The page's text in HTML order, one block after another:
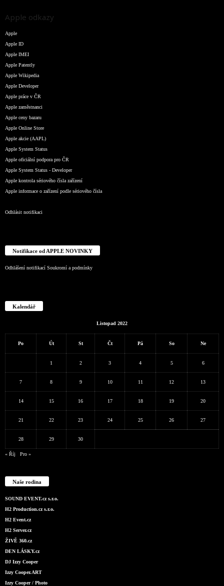
Apple odkazy
Apple
Apple ID
Apple IMEI
Apple Patently
Apple Wikipedia
Apple Developer
Apple práce v ČR
Apple zaměstnanci
Apple ceny bazaru
Apple Online Store
Apple akcie (AAPL)
Apple System Status
Apple oficiální podpora pro ČR
Apple System Status - Developer
Apple kontrola sériového čísla zařízení
Apple informace o zařízení podle sériového čísla
Odhlásit notifikaci
Notifikace od APPLE NOVINKY
Odhlášení notifikací Soukromí a podmínky
Kalendář
Listopad 2022
Po Út St Čt Pá So Ne
1 2 3 4 5 6
7 8 9 10 11 12 13
14 15 16 17 18 19 20
21 22 23 24 25 26 27
28 29 30
« Říj Pro »
Naše rodina
SOUND EVENT.cz s.r.o.
H2 Production.cz s.r.o.
H2 Event.cz
H2 Server.cz
ŽIVĚ 360.cz
DEN LÁSKY.cz
DJ Izzy Cooper
Izzy Cooper.ART
Izzy Cooper / Photo